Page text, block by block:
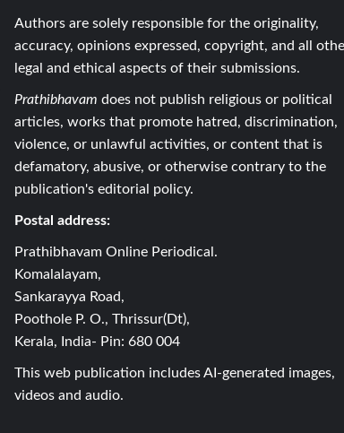
Authors are solely responsible for the originality,
accuracy, opinions expressed, copyright, and all
legal and ethical aspects of their submissions.
Prathibhavam does not publish religious or political
articles, works that promote hatred, discrimination,
violence, or unlawful activities, or content that is
defamatory, abusive, or otherwise contrary to the
publication's editorial policy.
Postal address:
Prathibhavam Online Periodical.
Komalalayam,
Sankarayya Road,
Poothole P. O., Thrissur(Dt),
Kerala, India- Pin: 680 004
This web publication includes AI-generated images,
videos and audio.